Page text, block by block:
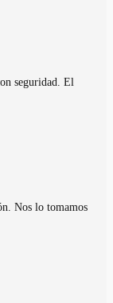
seguridad. El
Nos lo tomamos